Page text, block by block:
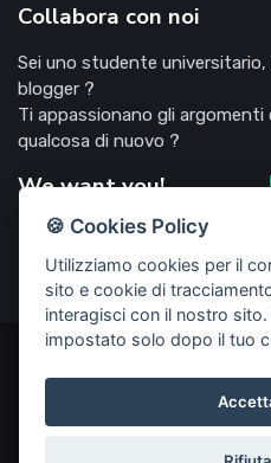
Collabora con noi
Sei uno studente
blogger ?
Ti appassionano gli
qualcosa di nuovo ?
We want you!
©2022 Deliziosooo.it - v.
vietata la riproduzione
Start Up creata da
🍪 Cookies Policy
Utilizziamo cookies per il
sito e cookie di
interagisci con il nostro
impostato solo dopo il tuo